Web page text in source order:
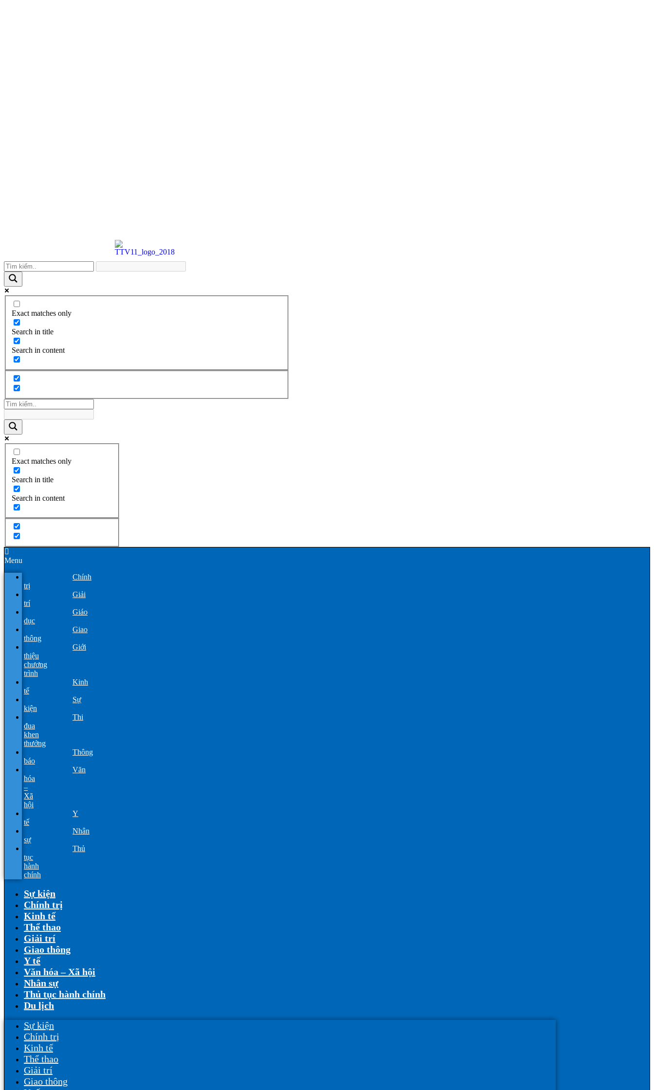
Exact matches only
Search in title
Search in content
Exact matches only
Search in title
Search in content
Menu
Chính
trị
Giải
trí
Giáo
dục
Giao
thông
Giới
thiệu
chương
trình
Kinh
tế
Sự
kiện
Thi
đua
khen
thưởng
Thông
báo
Văn
hóa
–
Xã
hội
Y
tế
Nhân
sự
Thủ
tục
hành
chính
Sự kiện
Chính trị
Kinh tế
Thể thao
Giải trí
Giao thông
Y tế
Văn hóa – Xã hội
Nhân sự
Thủ tục hành chính
Du lịch
Sự kiện
Chính trị
Kinh tế
Thể thao
Giải trí
Giao thông